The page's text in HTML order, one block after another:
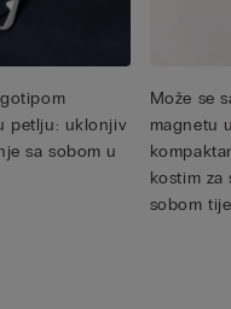
petlju: uklonjiv
sa sobom u
Može se
magnetu
kostim za
sobom